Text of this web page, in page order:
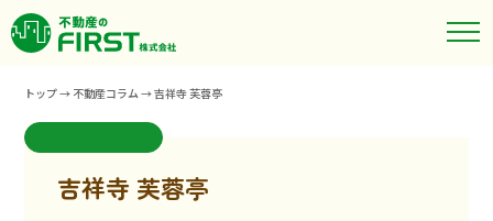
トップ→ 不動産コラム→吉祥寺 芙蓉亭
吉祥寺 芙蓉亭